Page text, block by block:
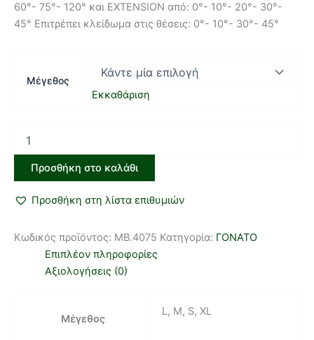
60°- 75°- 120° και EXTENSION από: 0°- 10°- 20°- 30°-
45° Επιτρέπει κλείδωμα στις θέσεις: 0°- 10°- 30°- 45°
Μέγεθος
Εκκαθάριση
Προσθήκη στο καλάθι
Προσθήκη στη λίστα επιθυμιών
Κωδικός προϊόντος: MB.4075 Κατηγορία: ΓΟΝΑΤΟ
Επιπλέον πληροφορίες
Αξιολογήσεις (0)
Μέγεθος
L, M, S, XL